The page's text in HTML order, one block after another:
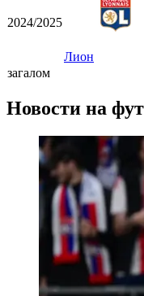
2024/2025
Лион
загалом
Новости на